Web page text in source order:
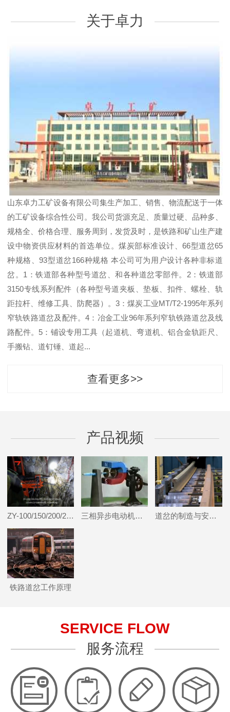
关于卓力
山东卓力工矿设备有限公司集生产加工、销售、物流配送于一体
的工矿设备综合性公司。我公司货源充足、质量过硬、品种多、
规格全、价格合理、服务周到，发货及时，是铁路和矿山生产建
设中物资供应材料的首选单位。煤炭部标准设计、66型道岔65
种规格、93型道岔166种规格 本公司可为用户设计各种非标道
岔。1：铁道部各种型号道岔、和各种道岔零部件。2：铁道部
3150专线系列配件（各种型号道夹板、垫板、扣件、螺栓、轨
距拉杆、维修工具、防爬器）。3：煤炭工业MT/T2-1995年系列
窄轨铁路道岔及配件。4：冶金工业96年系列窄轨铁路道岔及线
路配件。5：铺设专用工具（起道机、弯道机、铝合金轨距尺、
手搬钻、道钉锤、道起...
查看更多>>
产品视频
ZY-100/150/200/250/300全液压坑道钻机 三相异步电动机工作原理与图解 道岔的制造与安装铺设
铁路道岔工作原理
SERVICE FLOW
服务流程